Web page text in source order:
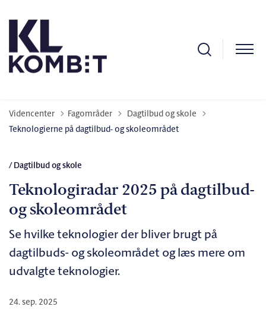
Videncenter Fagområder Tilbage til
Dagtilbud og skole
Teknologierne på dagtilbud- og skoleområdet
/ Dagtilbud og skole
Teknologiradar 2025 på dagtilbud-
og skoleområdet
Se hvilke teknologier der bliver brugt på
dagtilbuds- og skoleområdet og læs mere om
udvalgte teknologier.
24. sep. 2025